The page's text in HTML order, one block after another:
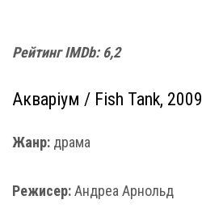
Рейтинг IMDb: 6,2
Акваріум / Fish Tank, 2009
Жанр: драма
Режисер:Андреа Арнольд